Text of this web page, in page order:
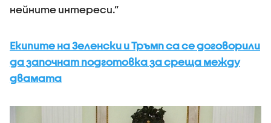
нейните интереси.”
Екипите на Зеленски и Тръмп са се договорили
да започнат подготовка за среща между
двамата